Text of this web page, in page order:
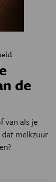
de
van als je
melkzuur